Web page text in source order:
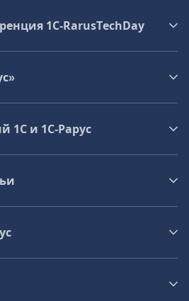
1C‑RarusTechDay
1С и 1С‑Рарус